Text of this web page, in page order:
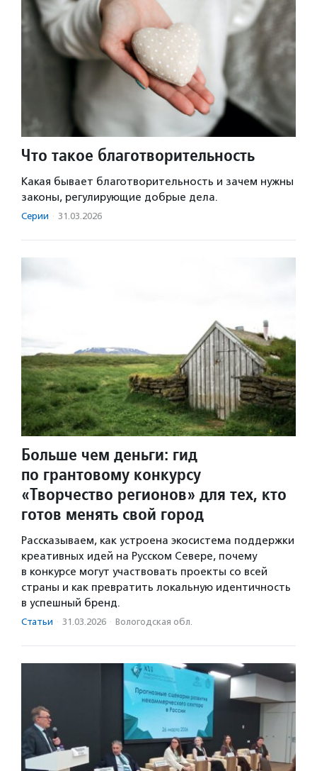
Что такое благотворительность
Какая бывает благотворительность и зачем нужны
законы, регулирующие добрые дела.
Серии · 31.03.2026
Больше чем деньги: гид
по грантовому конкурсу
«Творчество регионов» для тех, кто
готов менять свой город
Рассказываем, как устроена экосистема поддержки
креативных идей на Русском Севере, почему
в конкурсе могут участвовать проекты со всей
страны и как превратить локальную идентичность
в успешный бренд.
Статьи · 31.03.2026 · Вологодская обл.